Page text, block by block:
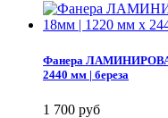
Фанера
2440 мм | береза
1 700 руб